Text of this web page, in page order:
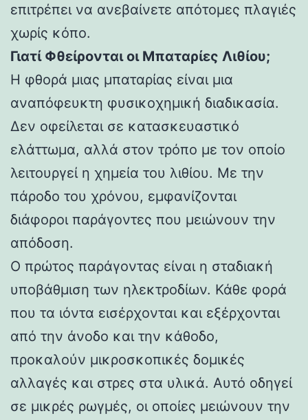
επιτρέπει να ανεβαίνετε απότομες πλαγιές
χωρίς κόπο.
Γιατί Φθείρονται οι Μπαταρίες Λιθίου;
Η φθορά μιας μπαταρίας είναι μια
αναπόφευκτη φυσικοχημική διαδικασία.
Δεν οφείλεται σε κατασκευαστικό
ελάττωμα, αλλά στον τρόπο με τον οποίο
λειτουργεί η χημεία του λιθίου. Με την
πάροδο του χρόνου, εμφανίζονται
διάφοροι παράγοντες που μειώνουν την
απόδοση.
Ο πρώτος παράγοντας είναι η σταδιακή
υποβάθμιση των ηλεκτροδίων. Κάθε φορά
που τα ιόντα εισέρχονται και εξέρχονται
από την άνοδο και την κάθοδο,
προκαλούν μικροσκοπικές δομικές
αλλαγές και στρες στα υλικά. Αυτό οδηγεί
σε μικρές ρωγμές, οι οποίες μειώνουν την